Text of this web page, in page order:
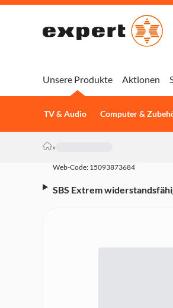
Unsere Produkte
TV & Audio Computer &
Aktionen
»
Web-Code: 15093873684
SBS Extrem